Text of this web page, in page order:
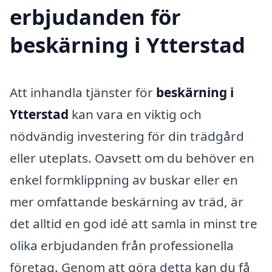
erbjudanden för
beskärning i Ytterstad
Att inhandla tjänster för beskärning i
Ytterstad kan vara en viktig och
nödvändig investering för din trädgård
eller uteplats. Oavsett om du behöver en
enkel formklippning av buskar eller en
mer omfattande beskärning av träd, är
det alltid en god idé att samla in minst tre
olika erbjudanden från professionella
företag. Genom att göra detta kan du få